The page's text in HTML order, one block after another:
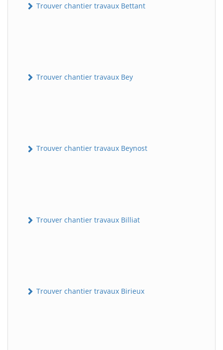
Trouver chantier travaux Bettant
Trouver chantier travaux Bey
Trouver chantier travaux Beynost
Trouver chantier travaux Billiat
Trouver chantier travaux Birieux